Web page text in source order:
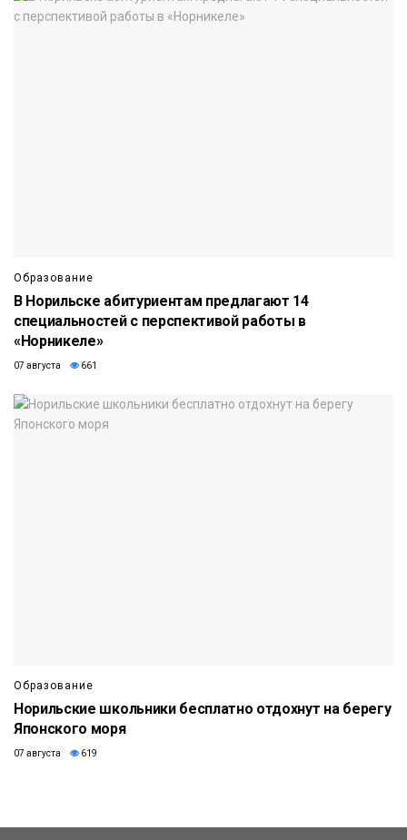
Образование
В Норильске абитуриентам предлагают 14
специальностей с перспективой работы в
«Норникеле»
07 августа 661
Образование
Норильские школьники бесплатно отдохнут на берегу
Японского моря
07 августа 619